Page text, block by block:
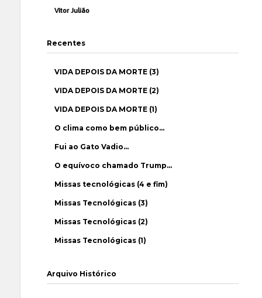
Vítor Julião
Recentes
VIDA DEPOIS DA MORTE (3)
VIDA DEPOIS DA MORTE (2)
VIDA DEPOIS DA MORTE (1)
O clima como bem público…
Fui ao Gato Vadio…
O equívoco chamado Trump…
Missas tecnológicas (4 e fim)
Missas Tecnológicas (3)
Missas Tecnológicas (2)
Missas Tecnológicas (1)
Arquivo Histórico